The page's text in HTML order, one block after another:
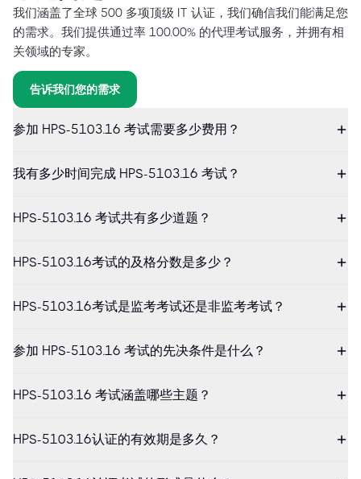
我们涵盖了全球 500 多项顶级 IT 认证，我们确信我们能满足您
的需求。我们提供通过率 100.00% 的代理考试服务，并拥有相
关领域的专家。
告诉我们您的需求
参加 HPS-5103.16 考试需要多少费用？
我有多少时间完成 HPS-5103.16 考试？
HPS-5103.16 考试共有多少道题？
HPS-5103.16考试的及格分数是多少？
HPS-5103.16考试是监考考试还是非监考考试？
参加 HPS-5103.16 考试的先决条件是什么？
HPS-5103.16 考试涵盖哪些主题？
HPS-5103.16认证的有效期是多久？